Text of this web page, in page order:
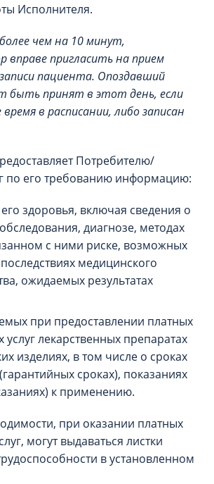
Исполнителя.
чем на 10 минут,
вправе пригласить на прием
пациента. Опоздавший
быть принят в этот день, если
в расписании, либо записан
Потребителю/
по его требованию информацию:
здоровья, включая сведения о
диагнозе, методах
с ними риске, возможных
медицинского
ожидаемых результатах
при предоставлении платных
услуг лекарственных препаратах
изделиях, в том числе о сроках
сроках), показаниях
к применению.
при оказании платных
могут выдаваться листки
в установленном